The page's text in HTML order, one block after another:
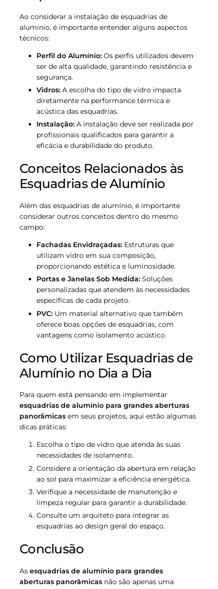
Ao considerar a instalação de esquadrias de
alumínio, é importante entender alguns aspectos
técnicos:
Perfil do Alumínio: Os perfis utilizados devem
ser de alta qualidade, garantindo resistência e
segurança.
Vidros: A escolha do tipo de vidro impacta
diretamente na performance térmica e
acústica das esquadrias.
Instalação: A instalação deve ser realizada por
profissionais qualificados para garantir a
eficácia e durabilidade do produto.
Conceitos Relacionados às
Esquadrias de Alumínio
Além das esquadrias de alumínio, é importante
considerar outros conceitos dentro do mesmo
campo:
Fachadas Envidraçadas: Estruturas que
utilizam vidro em sua composição,
proporcionando estética e luminosidade.
Portas e Janelas Sob Medida: Soluções
personalizadas que atendem às necessidades
específicas de cada projeto.
PVC: Um material alternativo que também
oferece boas opções de esquadrias, com
vantagens como isolamento acústico.
Como Utilizar Esquadrias de
Alumínio no Dia a Dia
Para quem está pensando em implementar
esquadrias de alumínio para grandes aberturas
panorâmicas em seus projetos, aqui estão algumas
dicas práticas:
Escolha o tipo de vidro que atenda às suas
necessidades de isolamento.
Considere a orientação da abertura em relação
ao sol para maximizar a eficiência energética.
Verifique a necessidade de manutenção e
limpeza regular para garantir a durabilidade.
Consulte um arquiteto para integrar as
esquadrias ao design geral do espaço.
Conclusão
As esquadrias de alumínio para grandes
aberturas panorâmicas não são apenas uma